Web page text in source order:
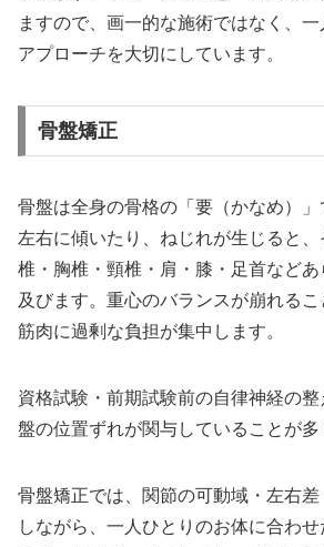
ますので、画一的な施術ではなく、
アプローチを大切にしています。
骨盤矯正
骨盤は全身の骨格の「要（かなめ）」
左右に傾いたり、ねじれが生じると
椎・胸椎・頸椎・肩・膝・足首など
及びます。重心のバランスが崩れる
筋肉に過剰な負担が集中します。
資格試験・前期試験前の自律神経の
盤の位置ずれが関与していることが多
骨盤矯正では、関節の可動域・左右
しながら、一人ひとりのお体に合わ